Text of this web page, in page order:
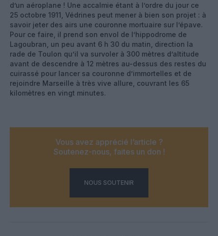
d’un aéroplane ! Une accalmie étant à l’ordre du jour ce
25 octobre 1911, Védrines peut mener à bien son projet : à
savoir jeter des airs une couronne mortuaire sur l’épave.
Pour ce faire, il prend son envol de l’hippodrome de
Lagoubran, un peu avant 6 h 30 du matin, direction la
rade de Toulon qu’il va survoler à 300 mètres d’altitude
avant de descendre à 12 mètres au-dessus des restes du
cuirassé pour lancer sa couronne d’immortelles et de
rejoindre Marseille à très vive allure, couvrant les 65
kilomètres en vingt minutes.
Vous avez apprécié l’article ?
Soutenez-nous, faites un don !
NOUS SOUTENIR